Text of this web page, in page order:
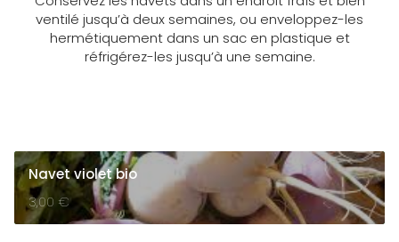
ventilé jusqu’à deux semaines, ou enveloppez-les
hermétiquement dans un sac en plastique et
réfrigérez-les jusqu’à une semaine.
Navet violet bio
3,00 €